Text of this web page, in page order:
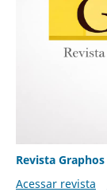
Revista Graphos
Acessar revista